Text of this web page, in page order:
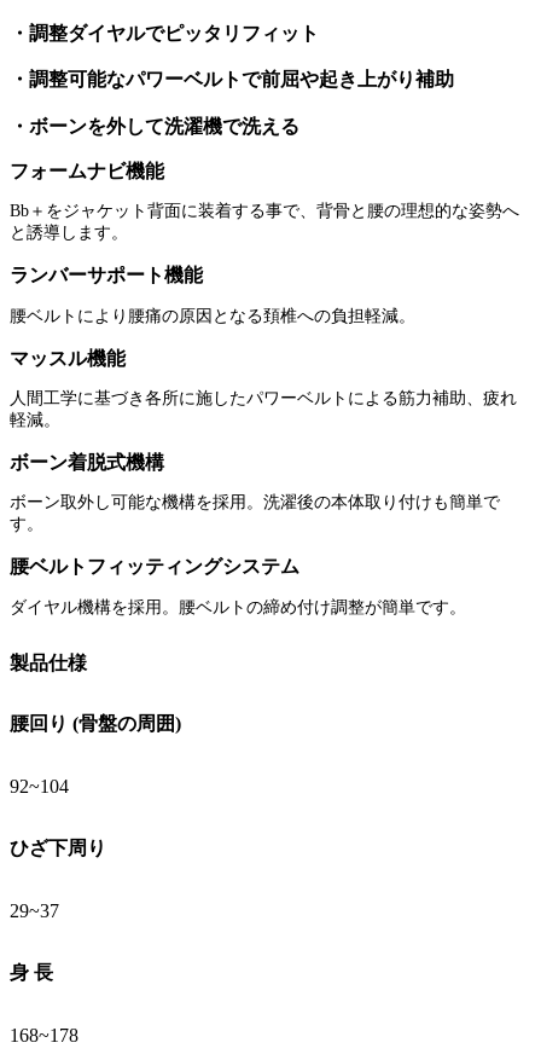
・調整ダイヤルでピッタリフィット
・調整可能なパワーベルトで前屈や起き上がり補助
・ボーンを外して洗濯機で洗える
フォームナビ機能
Bb＋をジャケット背面に装着する事で、背骨と腰の理想的な姿勢へ
と誘導します。
ランバーサポート機能
腰ベルトにより腰痛の原因となる頚椎への負担軽減。
マッスル機能
人間工学に基づき各所に施したパワーベルトによる筋力補助、疲れ
軽減。
ボーン着脱式機構
ボーン取外し可能な機構を採用。洗濯後の本体取り付けも簡単で
す。
腰ベルトフィッティングシステム
ダイヤル機構を採用。腰ベルトの締め付け調整が簡単です。
製品仕様
腰回り (骨盤の周囲)
92~104
ひざ下周り
29~37
身 長
168~178